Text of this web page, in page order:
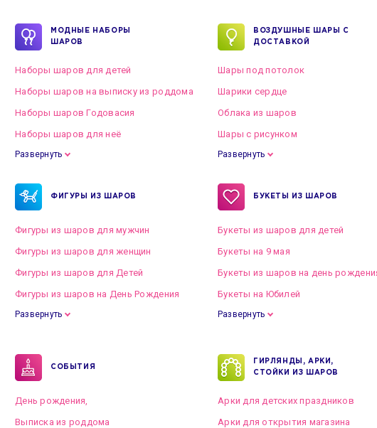
МОДНЫЕ НАБОРЫ
ШАРОВ
Наборы шаров для детей
Наборы шаров на выписку из роддома
Наборы шаров Годовасия
Наборы шаров для неё
Развернуть
ВОЗДУШНЫЕ ШАРЫ С
ДОСТАВКОЙ
Шары под потолок
Шарики сердце
Облака из шаров
Шары с рисунком
Развернуть
ФИГУРЫ ИЗ ШАРОВ
Фигуры из шаров для мужчин
Фигуры из шаров для женщин
Фигуры из шаров для Детей
Фигуры из шаров на День Рождения
Развернуть
БУКЕТЫ ИЗ ШАРОВ
Букеты из шаров для детей
Букеты на 9 мая
Букеты из шаров на день
Букеты на Юбилей
Развернуть
СОБЫТИЯ
День рождения,
Выписка из роддома
ГИРЛЯНДЫ, АРКИ,
СТОЙКИ ИЗ ШАРОВ
Арки для детских праздников
Арки для открытия магазина